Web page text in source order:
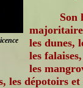
Son
les dunes,
les
les
les dépotoirs